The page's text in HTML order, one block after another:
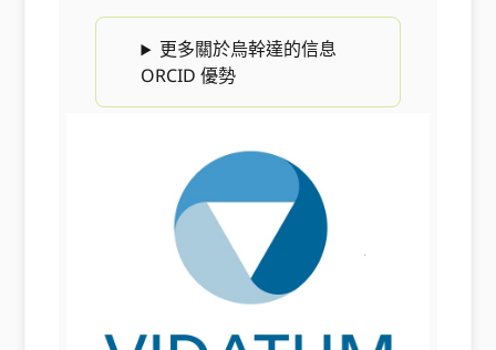
更多關於烏幹達的信息
ORCID 優勢